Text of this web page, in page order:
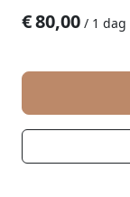
€80,00 / 1 dag